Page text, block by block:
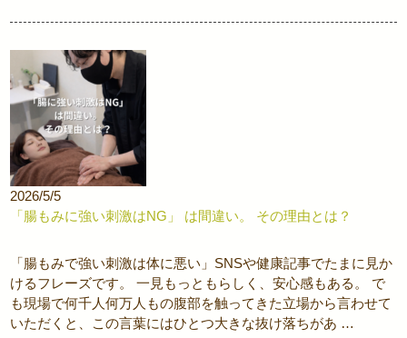
2026/5/5
「腸もみに強い刺激はNG」 は間違い。 その理由とは？
「腸もみで強い刺激は体に悪い」SNSや健康記事でたまに見か
けるフレーズです。 一見もっともらしく、安心感もある。 で
も現場で何千人何万人もの腹部を触ってきた立場から言わせて
いただくと、この言葉にはひとつ大きな抜け落ちがあ …